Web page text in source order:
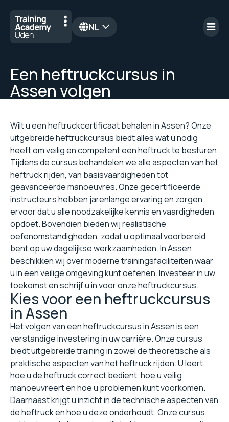
NL
Een heftruckcursus in
Assen volgen
Wilt u een heftruckcertificaat behalen in Assen? Onze
uitgebreide heftruckcursus biedt alles wat u nodig
heeft om veilig en competent een heftruck te besturen.
Tijdens de cursus behandelen we alle aspecten van het
heftruck rijden, van basisvaardigheden tot
geavanceerde manoeuvres. Onze gecertificeerde
instructeurs hebben jarenlange ervaring en zorgen
ervoor dat u alle noodzakelijke kennis en vaardigheden
opdoet. Bovendien bieden wij realistische
oefenomstandigheden, zodat u optimaal voorbereid
bent op uw dagelijkse werkzaamheden. In Assen
beschikken wij over moderne trainingsfaciliteiten waar
u in een veilige omgeving kunt oefenen. Investeer in uw
toekomst en schrijf u in voor onze heftruckcursus.
Kies voor een heftruckcursus
in Assen
Het volgen van een heftruckcursus in Assen is een
verstandige investering in uw carrière. Onze cursus
biedt uitgebreide training in zowel de theoretische als
praktische aspecten van het heftruck rijden. U leert
hoe u de heftruck correct bedient, hoe u veilig
manoeuvreert en hoe u problemen kunt voorkomen.
Daarnaast krijgt u inzicht in de technische aspecten van
de heftruck en hoe u deze onderhoudt. Onze cursus